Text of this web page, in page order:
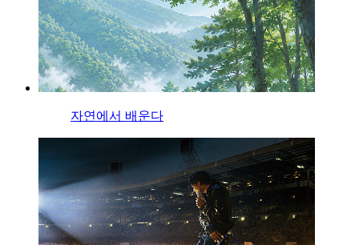
자연에서 배운다